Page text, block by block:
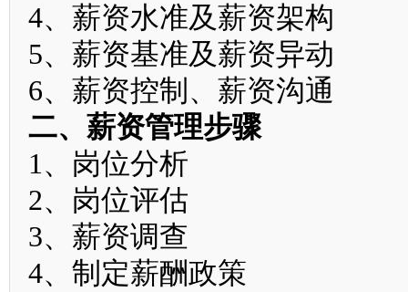
4、薪资水准及薪资架构
5、薪资基准及薪资异动
6、薪资控制、薪资沟通
二、薪资管理步骤
1、岗位分析
2、岗位评估
3、薪资调查
4、制定薪酬政策